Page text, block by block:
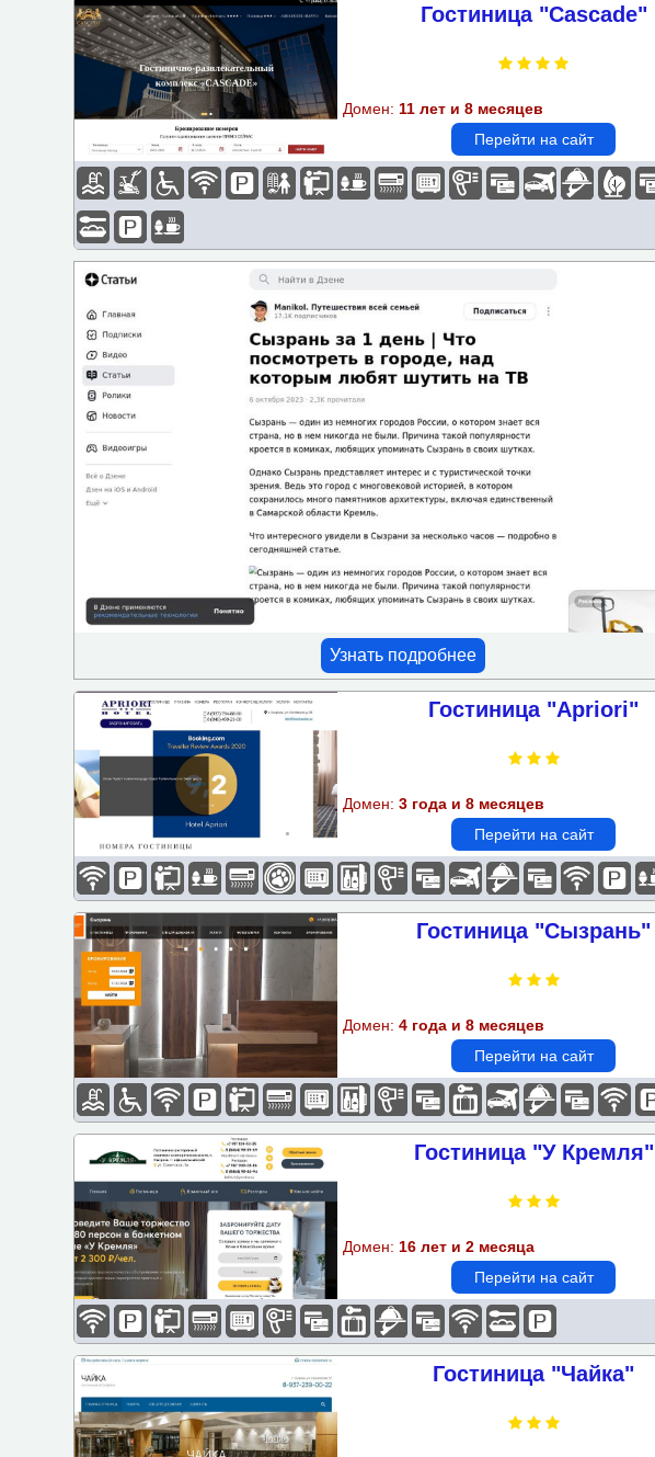
Подбор объектов по параметрам
Бассейн
Спортзал-площадка
Доступная среда
Wi-Fi
Парковка
Детская площадка
Бизнес-центр
Кондиционер
Проживание с животными
Ресторан-кафе
Частный пляж
Мини-бар
Фен
Оплата картой
Камера хранения
Трансфер
Озелененная территория
Гостиница "Cascade"
Домен: 11 лет и 8 месяцев
Перейти на сайт
Узнать подробнее
Гостиница "Apriori"
Домен:3 года и 8 месяцев
Перейти на сайт
Гостиница "Сызрань"
Домен:4 года и 8 месяцев
Перейти на сайт
Гостиница "У Кремля"
Домен: 16 лет и 2 месяца
Перейти на сайт
Гостиница "Чайка"